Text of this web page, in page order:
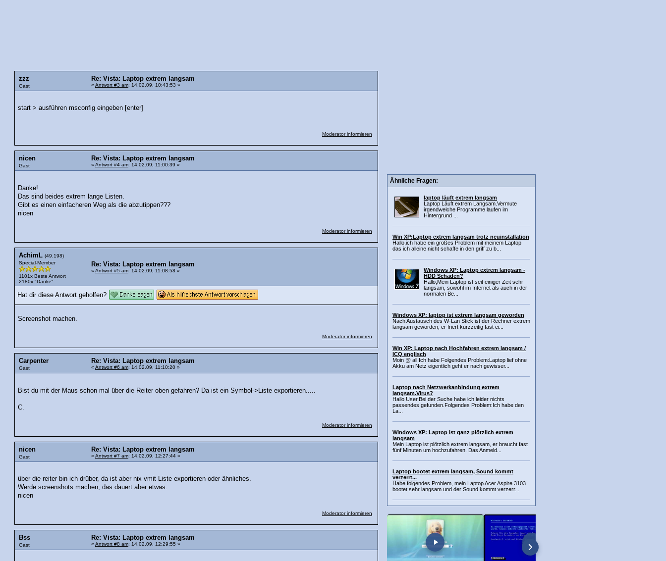
zzz
Gast
Re: Vista: Laptop extrem langsam
« Antwort #3 am: 14.02.09, 10:43:53 »
start > ausführen msconfig eingeben [enter]
Moderator informieren
nicen
Gast
Re: Vista: Laptop extrem langsam
« Antwort #4 am: 14.02.09, 11:00:39 »
Danke!
Das sind beides extrem lange Listen.
Gibt es einen einfacheren Weg als die abzutippen???
nicen
Moderator informieren
AchimL (49.198)
Special-Member
1101x Beste Antwort
2180x "Danke"
Re: Vista: Laptop extrem langsam
« Antwort #5 am: 14.02.09, 11:08:58 »
Hat dir diese Antwort geholfen?
Screenshot machen.
Moderator informieren
Carpenter
Gast
Re: Vista: Laptop extrem langsam
« Antwort #6 am: 14.02.09, 11:10:20 »
Bist du mit der Maus schon mal über die Reiter oben gefahren? Da ist ein Symbol->Liste exportieren.....
C.
Moderator informieren
nicen
Gast
Re: Vista: Laptop extrem langsam
« Antwort #7 am: 14.02.09, 12:27:44 »
über die reiter bin ich drüber, da ist aber nix vmit Liste exportieren oder ähnliches.
Werde screenshots machen, das dauert aber etwas.
nicen
Moderator informieren
Bss
Gast
Re: Vista: Laptop extrem langsam
« Antwort #8 am: 14.02.09, 12:29:55 »
Ähnliche Fragen:
laptop läuft extrem langsam
Laptop Läuft extrem Langsam.Vermute
irgendwelche Programme laufen im
Hintergrund ...
Win XP:Laptop extrem langsam trotz neuinstallation
Hallo,ich habe ein großes Problem mit meinem Laptop
das ich alleine nicht schaffe in den griff zu b...
Windows XP: Laptop extrem langsam -
HDD Schaden?
Hallo,Mein Laptop ist seit einiger Zeit sehr
langsam, sowohl im Internet als auch in der
normalen Be...
Windows XP: laptop ist extrem langsam geworden
Nach Austausch des W-Lan Stick ist der Rechner extrem
langsam geworden, er friert kurzzeitig fast ei...
Win XP: Laptop nach Hochfahren extrem langsam /
ICQ englisch
Moin @ all.Ich habe Folgendes Problem:Laptop lief ohne
Akku am Netz eigentlich geht er nach gewisser...
Laptop nach Netzwerkanbindung extrem
langsam.Virus?
Hallo User.Bei der Suche habe ich leider nichts
passendes gefunden.Folgendes Problem:Ich habe den
La...
Windows XP: Laptop ist ganz plötzlich extrem
langsam
Mein Laptop ist plötzlich extrem langsam, er braucht fast
fünf Minuten um hochzufahren. Das Anmeld...
Laptop bootet extrem langsam, Sound kommt
verzerrt...
Habe folgendes Problem, mein Laptop Acer Aspire 3103
bootet sehr langsam und der Sound kommt verzerr...